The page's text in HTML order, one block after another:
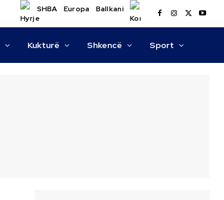
SHBA Europa Ballkani
Kukturë Shkencë Sport